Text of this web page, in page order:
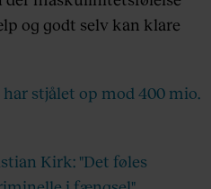
og godt selv kan klare
stjålet op mod 400 mio.
Kirk: "Det føles